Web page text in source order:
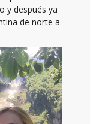
y después ya
de norte a